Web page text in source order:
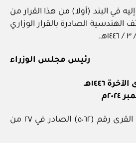
في البند (أولا) من هذا القرار من
الهندسية الصادرة بالقرار الوزاري
رئيس مجلس الوزراء
نشر في عدد جريدة أم القرى رقم (٥٠٦٢) الصادر في ٢٧ من